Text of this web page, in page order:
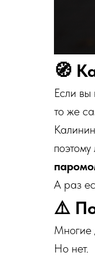
🧭
Если вы
то же
А раз
⚠️
Многие
Но нет.